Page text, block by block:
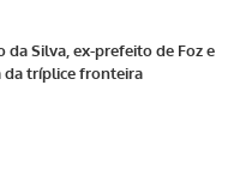
Silva, ex-prefeito de Foz e
da tríplice fronteira